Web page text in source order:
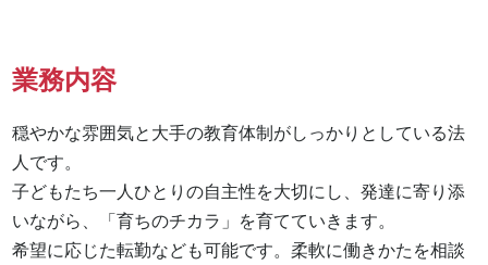
業務内容
穏やかな雰囲気と大手の教育体制がしっかりとしている法
人です。
子どもたち一人ひとりの自主性を大切にし、発達に寄り添
いながら、「育ちのチカラ」を育てていきます。
希望に応じた転勤なども可能です。柔軟に働きかたを相談